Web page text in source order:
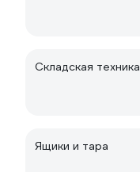
Складская техника
Ящики и тара